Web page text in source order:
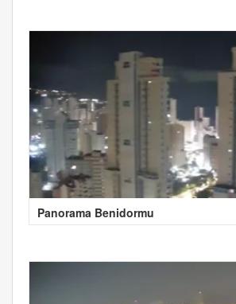
Panorama Benidormu